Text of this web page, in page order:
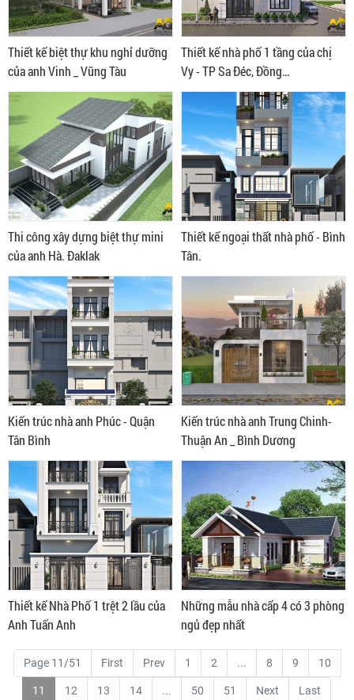
Thiết kế biệt thự khu nghỉ dưỡng
của anh Vinh _ Vũng Tàu
Thiết kế nhà phố 1 tầng của chị
Vy - TP Sa Đéc, Đồng
Tháp(8.2x12)
Thi công xây dựng biệt thự mini
của anh Hà. Đaklak
Thiết kế ngoại thất nhà phố - Bình
Tân.
Kiến trúc nhà anh Phúc - Quận
Tân Bình
Kiến trúc nhà anh Trung Chinh-
Thuận An _ Bình Dương
Thiết kế Nhà Phố 1 trệt 2 lầu của
Anh Tuấn Anh
Những mẫu nhà cấp 4 có 3 phòng
ngủ đẹp nhất
Page 11/51 First Prev 1 2 ... 8 9 10
11 12 13 14 ... 50 51 Next Last